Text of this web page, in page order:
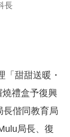
長
「甜甜送暖・
禮盒予復興
長偕同教育局
局長、復